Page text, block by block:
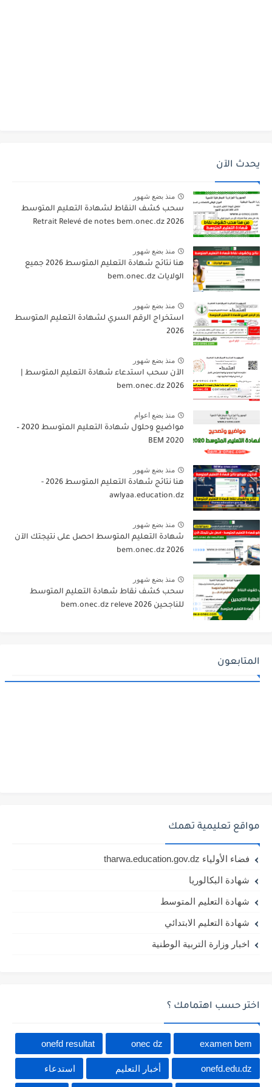
يحدث الآن
منذ بضع شهور
سحب كشف النقاط لشهادة التعليم المتوسط
2026 Retrait Relevé de notes bem.onec.dz
منذ بضع شهور
هنا نتائج شهادة التعليم المتوسط 2026 جميع
الولايات bem.onec.dz
منذ بضع شهور
استخراج الرقم السري لشهادة التعليم المتوسط
2026
منذ بضع شهور
الآن سحب استدعاء شهادة التعليم المتوسط |
2026 bem.onec.dz
منذ بضع اعوام
مواضيع وحلول شهادة التعليم المتوسط 2020 –
BEM 2020
منذ بضع شهور
هنا نتائج شهادة التعليم المتوسط 2026 -
awlyaa.education.dz
منذ بضع شهور
شهادة التعليم المتوسط احصل على نتيجتك الآن
bem.onec.dz 2026
منذ بضع شهور
سحب كشف نقاط شهادة التعليم المتوسط
للناجحين 2026 bem.onec.dz releve
المتابعون
مواقع تعليمية تهمك
فضاء الأولياء tharwa.education.gov.dz
شهادة البكالوريا
شهادة التعليم المتوسط
شهادة التعليم الابتدائي
اخبار وزارة التربية الوطنية
اختر حسب اهتمامك ؟
examen bem
onec dz
onefd resultat
onefd.edu.dz أخبار التعليم استدعاء